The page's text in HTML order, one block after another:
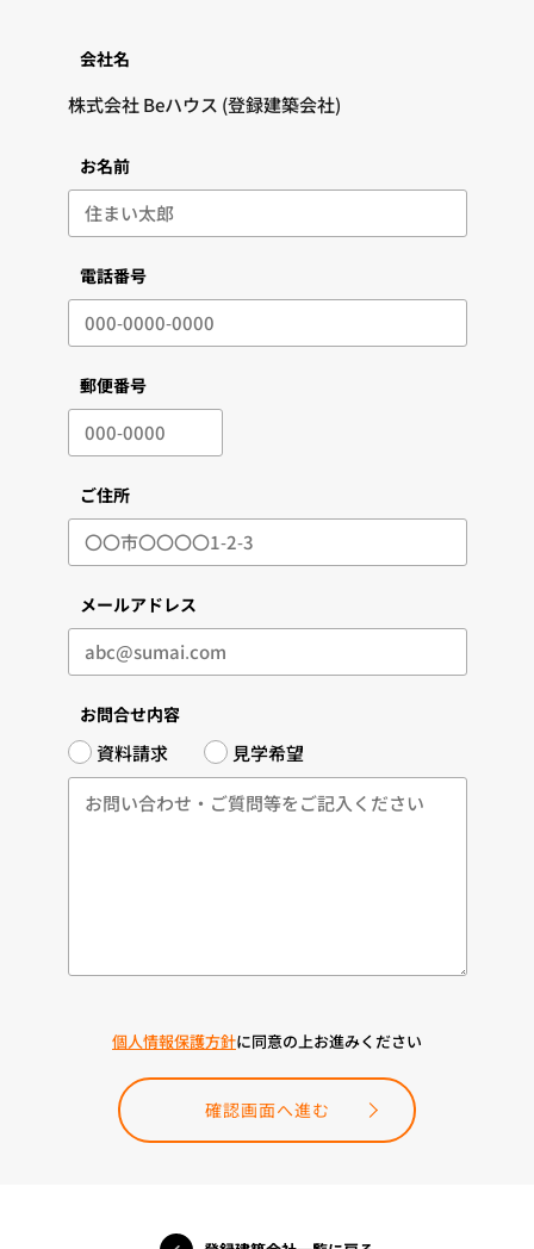
会社名
お名前
電話番号
郵便番号
ご住所
メールアドレス
お問合せ内容
資料請求 見学希望
個人情報保護方針に同意の上お進みください
確認画面へ進む